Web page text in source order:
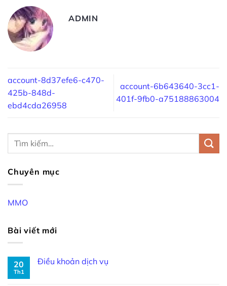
ADMIN
account-8d37efe6-c470-
425b-848d-
ebd4cda26958
account-6b643640-3cc1-
401f-9fb0-a75188863004
Chuyên mục
MMO
Bài viết mới
20
Th1
Điều khoản dịch vụ